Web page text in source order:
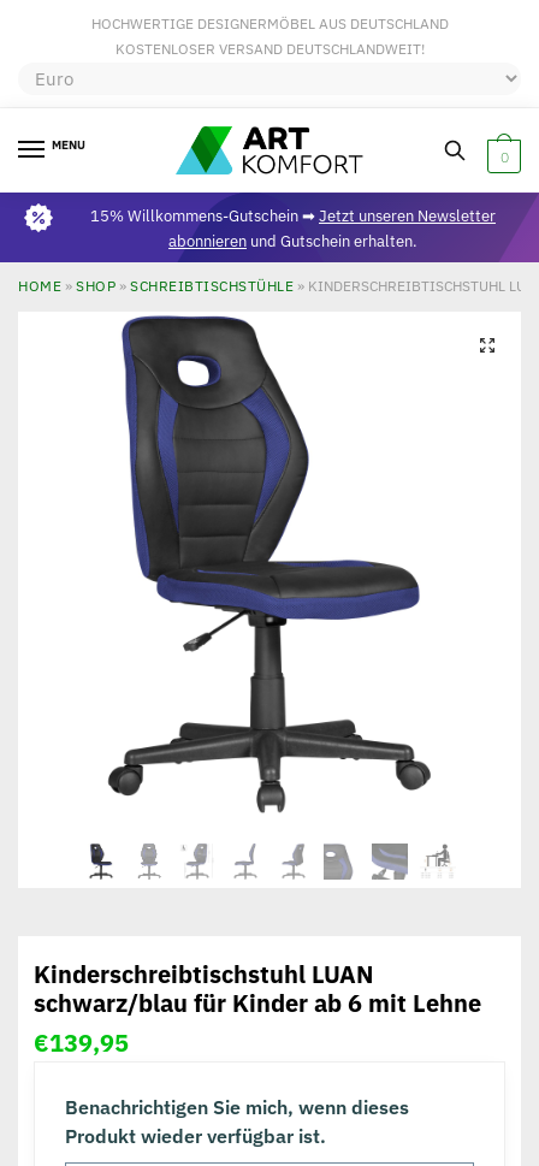
HOCHWERTIGE DESIGNERMÖBEL AUS DEUTSCHLAND
KOSTENLOSER VERSAND DEUTSCHLANDWEIT!
MENU
0
15% Willkommens-Gutschein ➡Jetzt unseren Newsletter
abonnieren und Gutschein erhalten.
HOME » SHOP » SCHREIBTISCHSTÜHLE » KINDERSCHREIBTISCHSTUHL
🔍
Kinderschreibtischstuhl LUAN
schwarz/blau für Kinder ab 6 mit Lehne
€139,95
Benachrichtigen Sie mich, wenn dieses
Produkt wieder verfügbar ist.